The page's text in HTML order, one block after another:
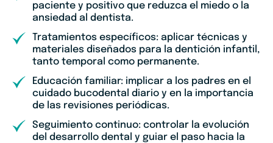
paciente y positivo que reduzca el miedo o la
ansiedad al dentista.
Tratamientos específicos: aplicar técnicas y
materiales diseñados para la dentición infantil,
tanto temporal como permanente.
Educación familiar: implicar a los padres en el
cuidado bucodental diario y en la importancia
de las revisiones periódicas.
Seguimiento continuo: controlar la evolución
del desarrollo dental y guiar el paso hacia la